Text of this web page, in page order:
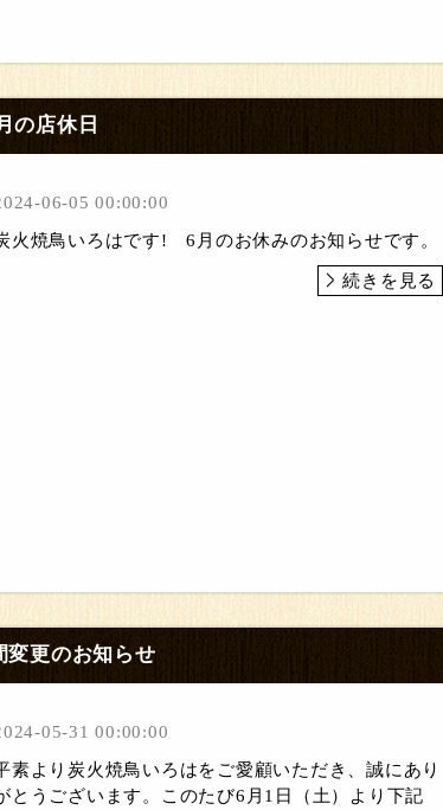
の店休日
06-05 00:00:00
火焼鳥いろはです! 6月のお休みのお知らせです。
続きを見る
変更のお知らせ
05-31 00:00:00
素より炭火焼鳥いろはをご愛顧いただき、誠にあり
とうございます。このたび6月1日（土）より下記